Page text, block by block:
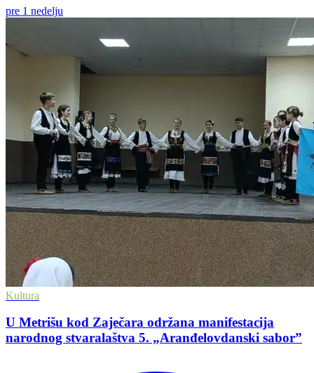
pre 1 nedelju
Kultura
U Metrišu kod Zaječara održana manifestacija
narodnog stvaralaštva 5. „Aranđelovdanski saborˮ